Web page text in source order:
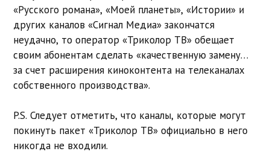
«Русского романа», «Моей планеты», «Истории» и
других каналов «Сигнал Медиа» закончатся
неудачно, то оператор «Триколор ТВ» обещает
своим абонентам сделать «качественную замену…
за счет расширения киноконтента на телеканалах
собственного производства».
P.S. Следует отметить, что каналы, которые могут
покинуть пакет «Триколор ТВ» официально в него
никогда не входили.